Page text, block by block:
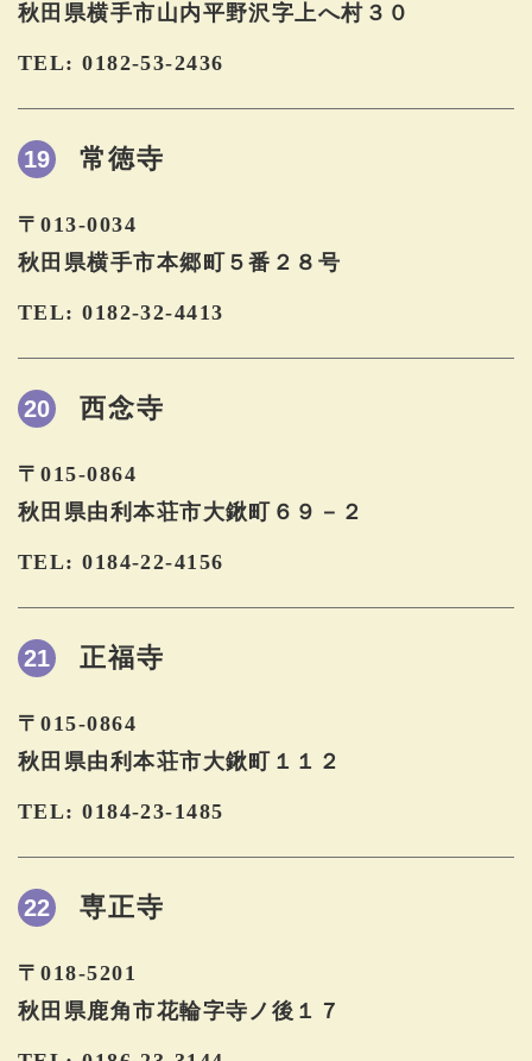
秋田県横手市山内平野沢字上へ村３０
TEL: 0182-53-2436
19 常徳寺
〒013-0034
秋田県横手市本郷町５番２８号
TEL: 0182-32-4413
20 西念寺
〒015-0864
秋田県由利本荘市大鍬町６９－２
TEL: 0184-22-4156
21 正福寺
〒015-0864
秋田県由利本荘市大鍬町１１２
TEL: 0184-23-1485
22 専正寺
〒018-5201
秋田県鹿角市花輪字寺ノ後１７